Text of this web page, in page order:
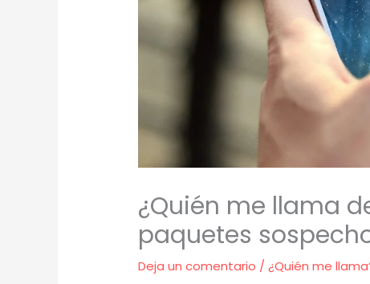
¿Quién me llama
paquetes
Deja un comentario /¿Quién me